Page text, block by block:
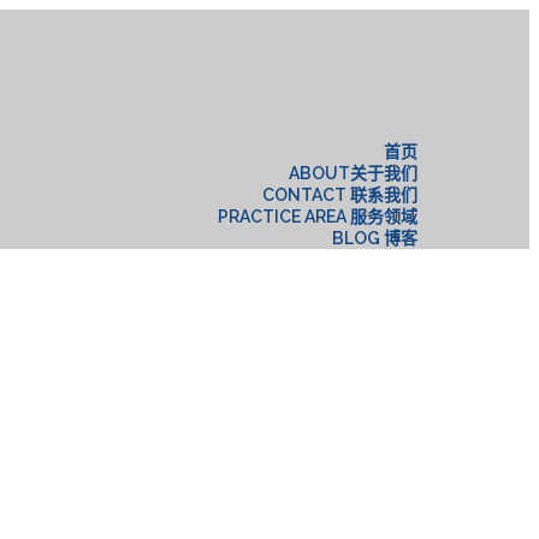
首页
ABOUT关于我们
CONTACT 联系我们
PRACTICE AREA 服务领域
BLOG 博客